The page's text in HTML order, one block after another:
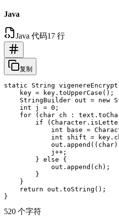
Java
Java 代码17 行
复制
static String
    key = key.toUpperCase();
StringBuilder out = new
    int j = 0;
for (char ch :
if
int base =
int shift =
            j++;
        } else {
            out.append(ch);
        }
    }
    return out.toString();
520 个字符